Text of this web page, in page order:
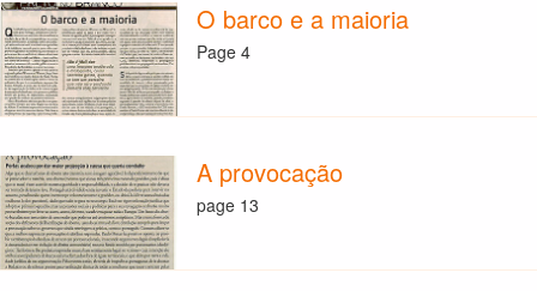
O barco e a maioria
Page 4
A provocação
page 13